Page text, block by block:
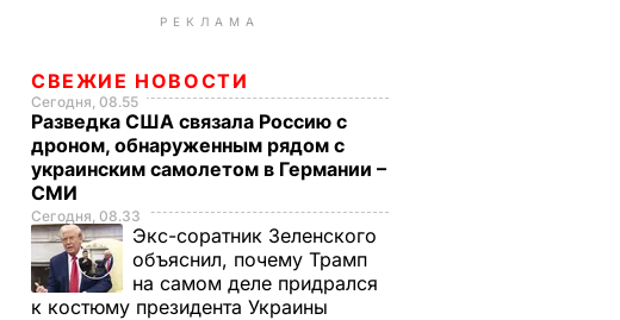
РЕКЛАМА
СВЕЖИЕ НОВОСТИ
Сегодня, 08.55
Разведка США связала Россию с
дроном, обнаруженным рядом с
украинским самолетом в Германии –
СМИ
Сегодня, 08.33
Экс-соратник Зеленского
объяснил, почему Трамп
на самом деле придрался
к костюму президента Украины